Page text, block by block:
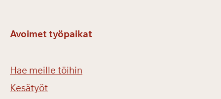
Avoimet työpaikat
Hae meille töihin
Kesätyöt